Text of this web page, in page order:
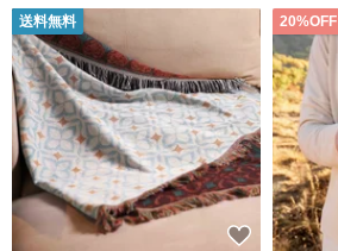
送料無料 20%OFF